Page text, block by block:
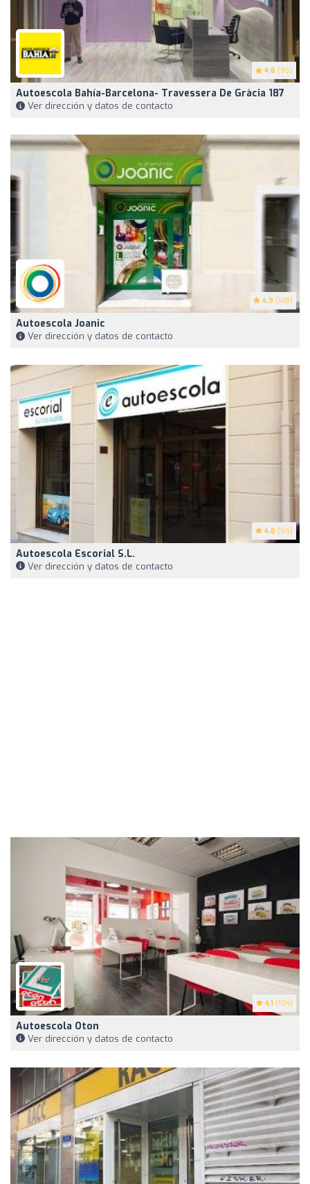
4.6 (96)
Autoescola Bahía-Barcelona- Travessera De Gràcia 187
Ver dirección y datos de contacto
4.9 (148)
Autoescola Joanic
Ver dirección y datos de contacto
4.6 (56)
Autoescola Escorial S.L.
Ver dirección y datos de contacto
4.1 (104)
Autoescola Oton
Ver dirección y datos de contacto